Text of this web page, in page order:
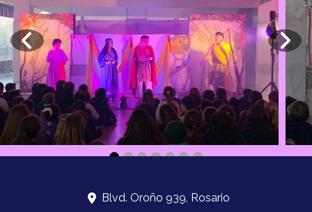
Blvd. Oroño 939, Rosario